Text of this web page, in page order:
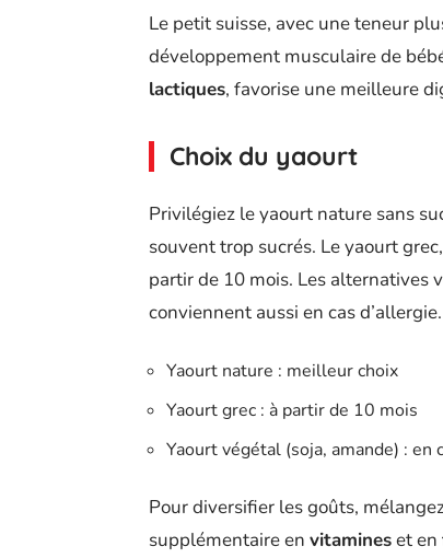
Le petit suisse, avec une teneur
développement musculaire de
lactiques, favorise une meilleure
Choix du yaourt
Privilégiez le yaourt nature sans
souvent trop sucrés. Le yaourt
partir de 10 mois. Les alternatives
conviennent aussi en cas d’allergie.
Yaourt nature : meilleur choix
Yaourt grec : à partir de 10 mois
Yaourt végétal (soja, amande) : en
Pour diversifier les goûts,
supplémentaire en vitamineset en